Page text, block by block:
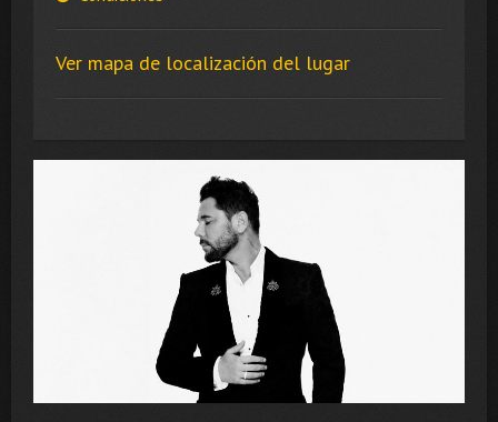
Ver mapa de localización del lugar